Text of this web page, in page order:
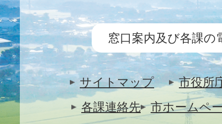
窓口案内及び各課の
サイトマップ
市役所
各課連絡先
市ホームペ